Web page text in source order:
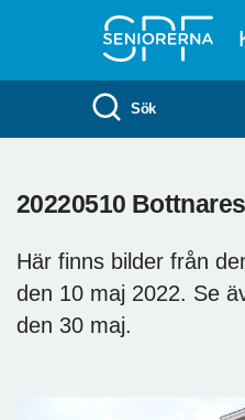
Sök
20220510
Här finns bilder från
den 10 maj 2022. Se
den 30 maj.